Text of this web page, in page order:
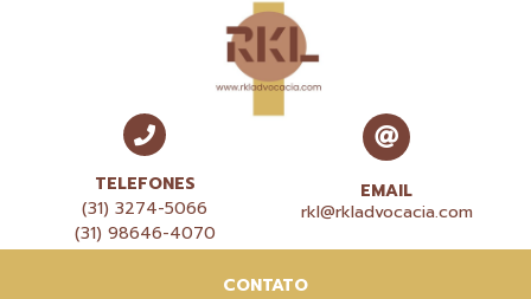
TELEFONES
(31) 3274-5066
(31) 98646-4070
EMAIL
rkl@rkladvocacia.com
CONTATO